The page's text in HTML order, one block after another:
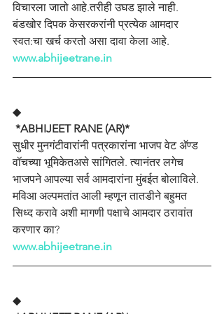
विचारला जातो आहे.तरीही उघड झाले नाही.
बंडखोर दिपक केसरकरांनी प्रत्येक आमदार
स्वत:चा खर्च करतो असा दावा केला आहे.
www.abhijeetrane.in
◆
*ABHIJEET RANE (AR)*
सुधीर मुनगंटीवारांनी पत्रकारांना भाजप वेट ॲण्ड
वॉचच्या भूमिकेतअसे सांगितले. त्यानंतर लगेच
भाजपने आपल्या सर्व आमदारांना मुंबईत बोलाविले.
मविआ अल्पमतांत आली म्हणून तातडीने बहुमत
सिध्द करावे अशी मागणी पक्षाचे आमदार ठरावांत
करणार का?
www.abhijeetrane.in
◆